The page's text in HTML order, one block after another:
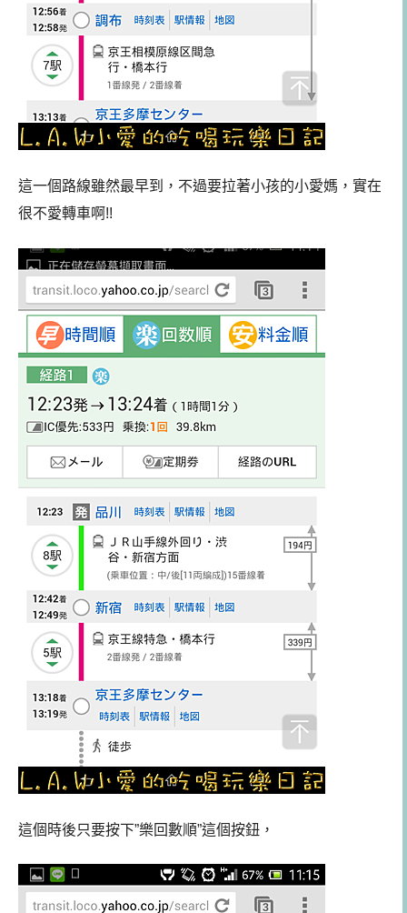
這一個路線雖然最早到，不過要拉著小孩的小愛媽，實在
很不愛轉車啊!!
這個時後只要按下”樂回數順”這個按鈕，